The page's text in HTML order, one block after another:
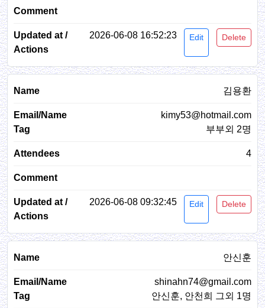
2026-06-08 16:52:23 Edit Delete
김용환
kimy53@hotmail.com
부부외 2명
4
2026-06-08 09:32:45 Edit Delete
안신훈
shinahn74@gmail.com
안신훈, 안천희 그외 1명